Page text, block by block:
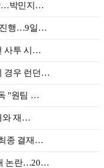
…박민지…
진행…9일…
사투 시…
경우 런던…
"원팀 …
와 재…
종 결재…
논란…20…